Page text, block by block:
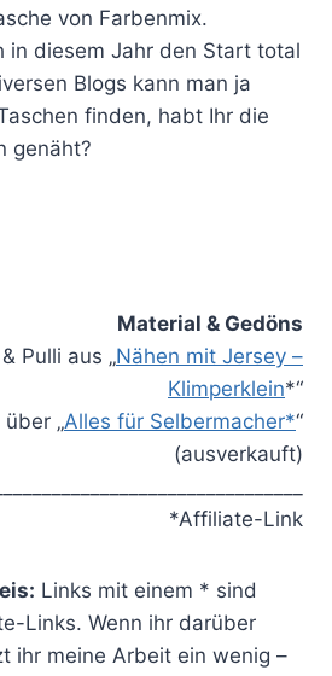
von Farbenmix.
in diesem Jahr den Start total
Blogs kann man ja
finden, habt Ihr die
genäht?
Material & Gedöns
Pulli aus „Nähen mit Jersey –
Klimperklein*“
„Alles für Selbermacher*“
(ausverkauft)
*Affiliate-Link
Links mit einem * sind
Links. Wenn ihr darüber
ihr meine Arbeit ein wenig –